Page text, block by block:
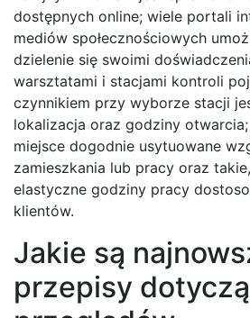
dostępnych online; wiele portali
mediów społecznościowych
dzielenie się swoimi
warsztatami i stacjami kontroli
czynnikiem przy wyborze stacji
lokalizacja oraz godziny
miejsce dogodnie usytuowane
zamieszkania lub pracy oraz
elastyczne godziny pracy
klientów.
Jakie są
przepisy